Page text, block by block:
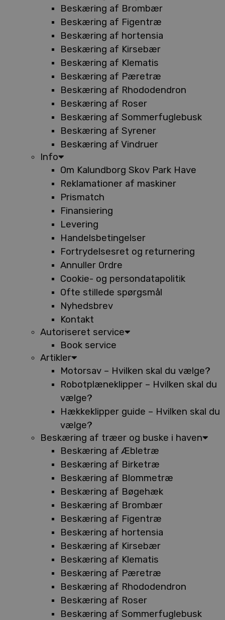
Beskæring af Brombær
Beskæring af Figentræ
Beskæring af hortensia
Beskæring af Kirsebær
Beskæring af Klematis
Beskæring af Pæretræ
Beskæring af Rhododendron
Beskæring af Roser
Beskæring af Sommerfuglebusk
Beskæring af Syrener
Beskæring af Vindruer
Info
Om Kalundborg Skov Park Have
Reklamationer af maskiner
Prismatch
Finansiering
Levering
Handelsbetingelser
Fortrydelsesret og returnering
Annuller Ordre
Cookie- og persondatapolitik
Ofte stillede spørgsmål
Nyhedsbrev
Kontakt
Autoriseret service
Book service
Artikler
Motorsav – Hvilken skal du vælge?
Robotplæneklipper – Hvilken skal du
vælge?
Hækkeklipper guide – Hvilken skal du
vælge?
Beskæring af træer og buske i haven
Beskæring af Æbletræ
Beskæring af Birketræ
Beskæring af Blommetræ
Beskæring af Bøgehæk
Beskæring af Brombær
Beskæring af Figentræ
Beskæring af hortensia
Beskæring af Kirsebær
Beskæring af Klematis
Beskæring af Pæretræ
Beskæring af Rhododendron
Beskæring af Roser
Beskæring af Sommerfuglebusk